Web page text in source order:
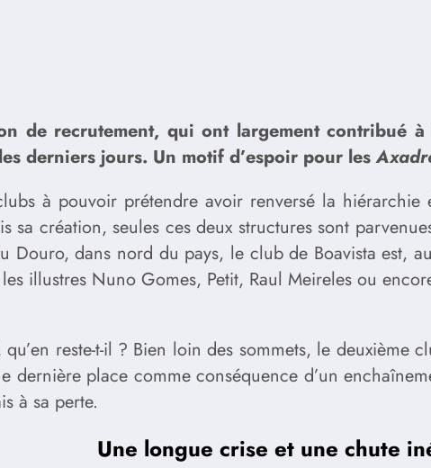
de recrutement, qui ont largement contribué
derniers jours. Un motif d’espoir pour les
à pouvoir prétendre avoir renversé la
sa création, seules ces deux structures sont
Douro, dans nord du pays, le club de Boavista est,
illustres Nuno Gomes, Petit, Raul Meireles ou
reste-t-il ? Bien loin des sommets, le
dernière place comme conséquence d’un
à sa perte.
Une longue crise et une chute